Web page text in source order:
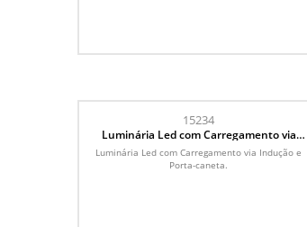
15234
Luminária Led com Carregamento via
Indução e Porta-caneta
Luminária Led com Carregamento via Indução e
Porta-caneta.